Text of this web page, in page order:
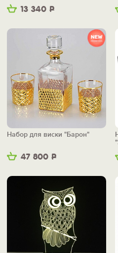
13 340 Р
47 800 Р
Набор для виски "Барон"